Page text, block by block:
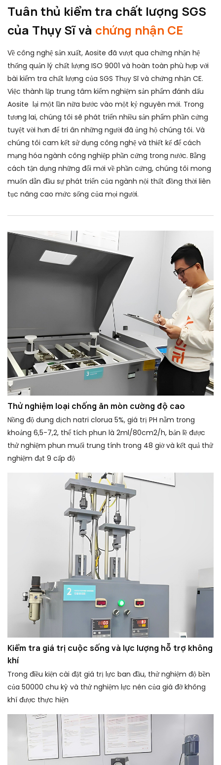
Tuân thủ kiểm tra chất lượng SGS
của Thụy Sĩ và chứng nhận CE
Về công nghệ sản xuất, Aosite đã vượt qua chứng nhận hệ
thống quản lý chất lượng ISO 9001 và hoàn toàn phù hợp với
bài kiểm tra chất lượng của SGS Thụy Sĩ và chứng nhận CE.
Việc thành lập trung tâm kiểm nghiệm sản phẩm đánh dấu
Aosite lại một lần nữa bước vào một kỷ nguyên mới. Trong
tương lai, chúng tôi sẽ phát triển nhiều sản phẩm phần cứng
tuyệt vời hơn để tri ân những người đã ủng hộ chúng tôi. Và
chúng tôi cam kết sử dụng công nghệ và thiết kế để cách
mạng hóa ngành công nghiệp phần cứng trong nước. Bằng
cách tận dụng những đổi mới về phần cứng, chúng tôi mong
muốn dẫn đầu sự phát triển của ngành nội thất đồng thời liên
tục nâng cao mức sống của mọi người.
Thử nghiệm loại chống ăn mòn cường độ cao
Nồng độ dung dịch natri clorua 5%, giá trị PH nằm trong
khoảng 6,5-7,2, thể tích phun là 2ml/80cm2/h, bản lề được
thử nghiệm phun muối trung tính trong 48 giờ và kết quả thử
nghiệm đạt 9 cấp độ
Kiểm tra giá trị cuộc sống và lực lượng hỗ trợ không
khí
Trong điều kiện cài đặt giá trị lực ban đầu, thử nghiệm độ bền
của 50000 chu kỳ và thử nghiệm lực nén của giá đỡ không
khí được thực hiện